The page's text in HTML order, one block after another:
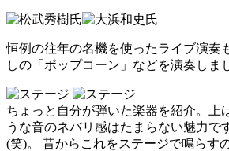
恒例の往年の名機を使ったライブ演奏
しの「ポップコーン」などを演奏しま
ちょっと自分が弾いた楽器を紹介。上
うな音のネバリ感はたまらない魅力
(笑)。 昔からこれをステージで鳴らす